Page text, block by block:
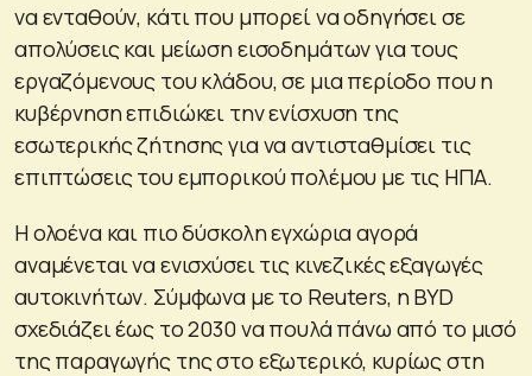
να ενταθούν, κάτι που μπορεί να οδηγήσει σε
απολύσεις και μείωση εισοδημάτων για τους
εργαζόμενους του κλάδου, σε μια περίοδο που η
κυβέρνηση επιδιώκει την ενίσχυση της
εσωτερικής ζήτησης για να αντισταθμίσει τις
επιπτώσεις του εμπορικού πολέμου με τις ΗΠΑ.
Η ολοένα και πιο δύσκολη εγχώρια αγορά
αναμένεται να ενισχύσει τις κινεζικές εξαγωγές
αυτοκινήτων. Σύμφωνα με το Reuters, η BYD
σχεδιάζει έως το 2030 να πουλά πάνω από το μισό
της παραγωγής της στο εξωτερικό, κυρίως στη